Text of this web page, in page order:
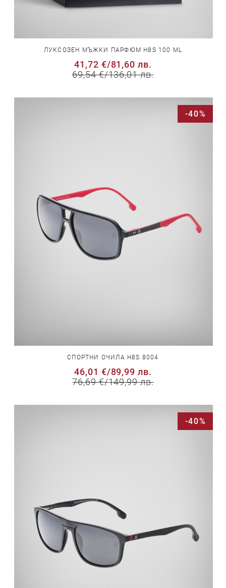
ЛУКСОЗЕН МЪЖКИ ПАРФЮМ H8S 100 ML
41,72 €/81,60 лв.
69,54 €/136,01 лв.
-40%
СПОРТНИ ОЧИЛА H8S 8004
46,01 €/89,99 лв.
76,69 €/149,99 лв.
-40%